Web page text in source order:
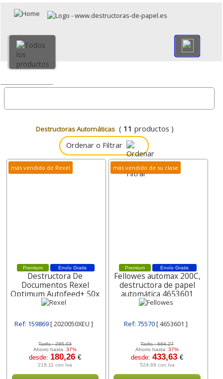
Volver ×
Destructoras Automáticas ( 11 productos )
Ordenar o Filtrar
más vendido de Rexel
Envío Gratis
Premium
Destructora De
Documentos Rexel
Optimum Autofeed+ 50x
Eu Capacidad De Corte
Ref: 159869[ 2020050XEU ]
Tarifa :285,03
Ahorro hasta:37%
desde: 180,26€
218,11 con Iva
más vendido de su clase
Envío Gratis
Premium
Fellowes automax 200C,
destructora de papel
automática 4653601
Ref: 75570[ 4653601 ]
Tarifa :684,27
Ahorro hasta:37%
desde:433,63€
524,69 con Iva